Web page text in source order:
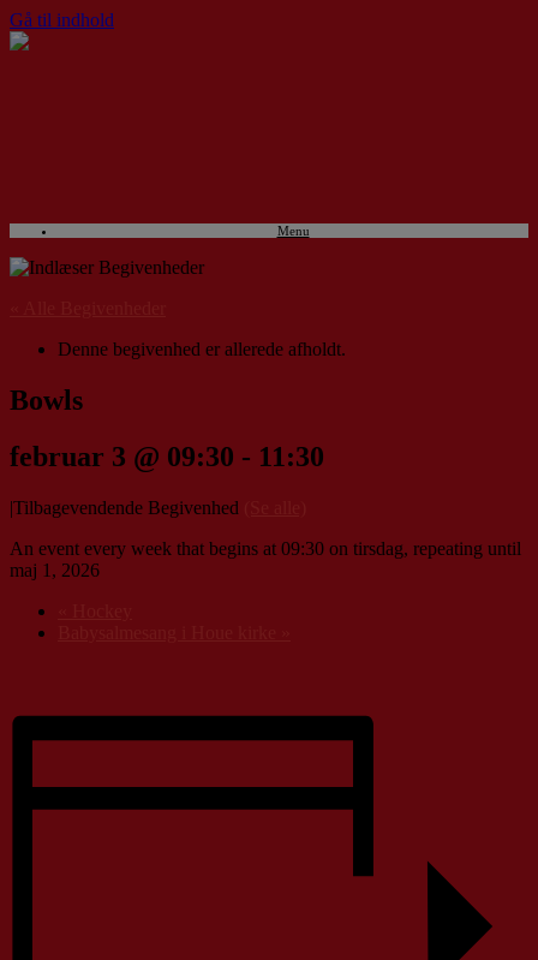
Gå til indhold
Menu
Denne begivenhed er allerede afholdt.
Bowls
februar 3 @ 09:30 - 11:30
|Tilbagevendende Begivenhed
An event every week that begins at 09:30 on tirsdag, repeating until
maj 1, 2026